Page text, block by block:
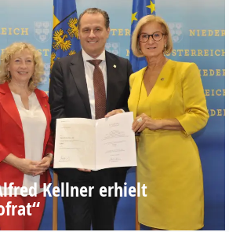
Kellner erhielt